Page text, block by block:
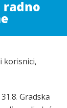
radno
korisnici,
Gradska